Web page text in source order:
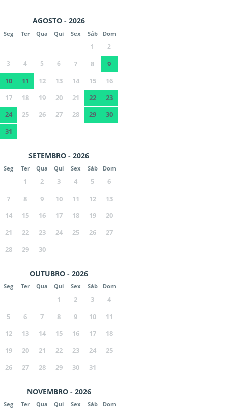
AGOSTO - 2026
Seg Ter Qua Qui Sex Sáb Dom
1
2
3
4 5 6 7 8
9
10
11 12 13 14 15
16
17
18 19 20 21 22
23
24
25 26 27 28 29
30
31
SETEMBRO - 2026
Seg Ter Qua Qui Sex Sáb Dom
1 2 3 4 5
6
7
8 9 10 11 12
13
14
15 16 17 18 19
20
21
22 23 24 25 26
27
28
29 30
OUTUBRO - 2026
Seg Ter Qua Qui Sex Sáb Dom
1 2 3
4
5
6 7 8 9 10
11
12
13 14 15 16 17
18
19
20 21 22 23 24
25
26
27 28 29 30 31
NOVEMBRO - 2026
Seg Ter Qua Qui Sex Sáb Dom